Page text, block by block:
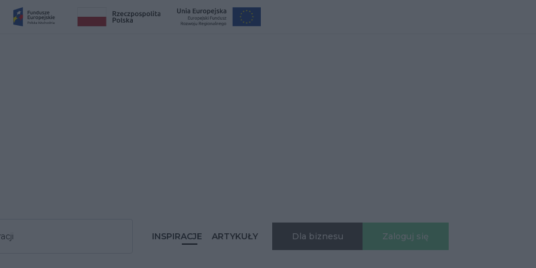
INSPIRACJE ARTYKUŁY Dla biznesu Zaloguj się